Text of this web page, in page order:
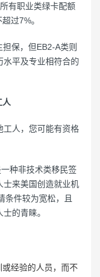
有职业类绿卡配额
过7%。
保，但EB2-A类则
水平及专业相符合的
工人，您可能有资格
种非技术类移民签
士来美国创造就业机
条件较为宽松，且
的青睐。
或经验的人员，而不